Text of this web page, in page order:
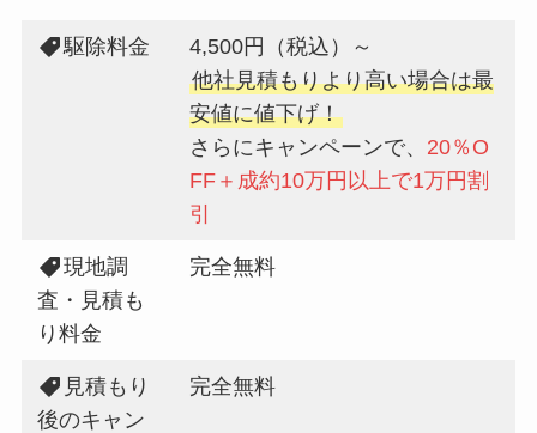
駆除料金
4,500円（税込）～
他社見積もりより高い場合は最
安値に値下げ！
さらにキャンペーンで、 20％O
FF＋成約10万円以上で1万円割
引
現地調
査・見積も
り料金
完全無料
見積もり
後のキャン
完全無料